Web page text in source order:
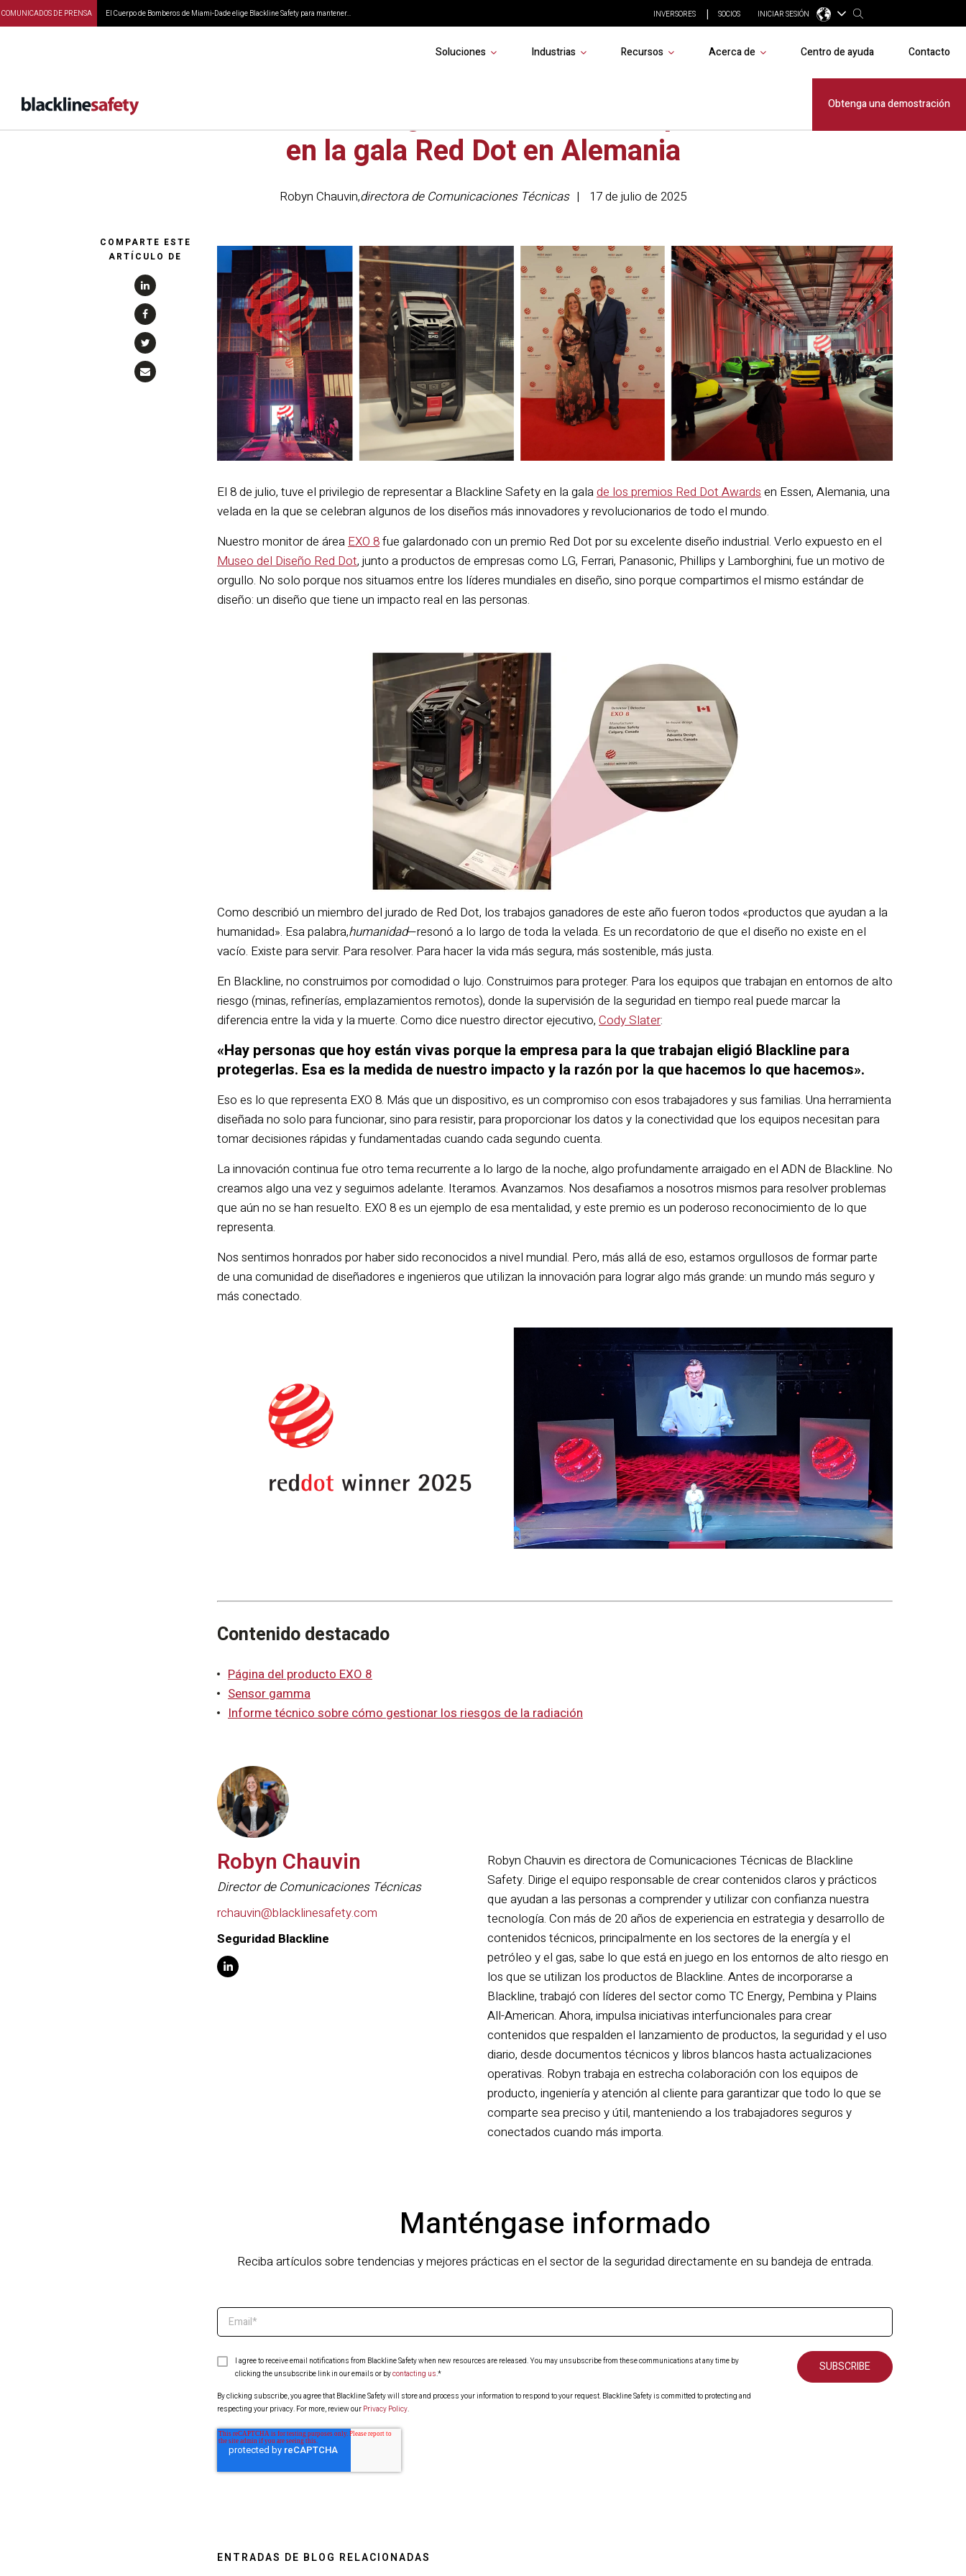
COMUNICADOS DE PRENSA El Cuerpo de Bomberos de Miami-Dade elige Blackline Safety para mantener... INVERSORES SOCIOS INICIAR SESIÓN
Soluciones Industrias Recursos Acerca de Centro de ayuda Contacto
Obtenga una demostración
en la gala Red Dot en Alemania
Robyn Chauvin,directora de Comunicaciones Técnicas 17 de julio de 2025
COMPARTE ESTE
ARTÍCULO DE
El 8 de julio, tuve el privilegio de representar a Blackline Safety en la galade los premios Red Dot Awardsen Essen, Alemania, una
velada en la que se celebran algunos de los diseños más innovadores y revolucionarios de todo el mundo.
Nuestro monitor de áreaEXO 8fue galardonado con un premio Red Dot por su excelente diseño industrial. Verlo expuesto en el
Museo del Diseño Red Dot, junto a productos de empresas como LG, Ferrari, Panasonic, Phillips y Lamborghini, fue un motivo de
orgullo. No solo porque nos situamos entre los líderes mundiales en diseño, sino porque compartimos el mismo estándar de
diseño: un diseño que tiene un impacto real en las personas.
Como describió un miembro del jurado de Red Dot, los trabajos ganadores de este año fueron todos «productos que ayudan a la
humanidad». Esa palabra,humanidad—resonó a lo largo de toda la velada. Es un recordatorio de que el diseño no existe en el
vacío. Existe para servir. Para resolver. Para hacer la vida más segura, más sostenible, más justa.
En Blackline, no construimos por comodidad o lujo. Construimos para proteger. Para los equipos que trabajan en entornos de alto
riesgo (minas, refinerías, emplazamientos remotos), donde la supervisión de la seguridad en tiempo real puede marcar la
diferencia entre la vida y la muerte. Como dice nuestro director ejecutivo, Cody Slater:
«Hay personas que hoy están vivas porque la empresa para la que trabajan eligió Blackline para
protegerlas. Esa es la medida de nuestro impacto y la razón por la que hacemos lo que hacemos».
Eso es lo que representa EXO 8. Más que un dispositivo, es un compromiso con esos trabajadores y sus familias. Una herramienta
diseñada no solo para funcionar, sino para resistir, para proporcionar los datos y la conectividad que los equipos necesitan para
tomar decisiones rápidas y fundamentadas cuando cada segundo cuenta.
La innovación continua fue otro tema recurrente a lo largo de la noche, algo profundamente arraigado en el ADN de Blackline. No
creamos algo una vez y seguimos adelante. Iteramos. Avanzamos. Nos desafiamos a nosotros mismos para resolver problemas
que aún no se han resuelto. EXO 8 es un ejemplo de esa mentalidad, y este premio es un poderoso reconocimiento de lo que
representa.
Nos sentimos honrados por haber sido reconocidos a nivel mundial. Pero, más allá de eso, estamos orgullosos de formar parte
de una comunidad de diseñadores e ingenieros que utilizan la innovación para lograr algo más grande: un mundo más seguro y
más conectado.
Contenido destacado
Página del producto EXO 8
Sensor gamma
Informe técnico sobre cómo gestionar los riesgos de la radiación
Robyn Chauvin
Director de Comunicaciones Técnicas
rchauvin@blacklinesafety.com
Seguridad Blackline
Robyn Chauvin es directora de Comunicaciones Técnicas de Blackline
Safety. Dirige el equipo responsable de crear contenidos claros y prácticos
que ayudan a las personas a comprender y utilizar con confianza nuestra
tecnología. Con más de 20 años de experiencia en estrategia y desarrollo de
contenidos técnicos, principalmente en los sectores de la energía y el
petróleo y el gas, sabe lo que está en juego en los entornos de alto riesgo en
los que se utilizan los productos de Blackline. Antes de incorporarse a
Blackline, trabajó con líderes del sector como TC Energy, Pembina y Plains
All-American. Ahora, impulsa iniciativas interfuncionales para crear
contenidos que respalden el lanzamiento de productos, la seguridad y el uso
diario, desde documentos técnicos y libros blancos hasta actualizaciones
operativas. Robyn trabaja en estrecha colaboración con los equipos de
producto, ingeniería y atención al cliente para garantizar que todo lo que se
comparte sea preciso y útil, manteniendo a los trabajadores seguros y
conectados cuando más importa.
Manténgase informado
Reciba artículos sobre tendencias y mejores prácticas en el sector de la seguridad directamente en su bandeja de entrada.
I agree to receive email notifications from Blackline Safety when new resources are released. You may unsubscribe from these communications at any time by
clicking the unsubscribe link in our emails or bycontacting us.*
By clicking subscribe, you agree that Blackline Safety will store and process your information to respond to your request. Blackline Safety is committed to protecting and
respecting your privacy. For more, review our Privacy Policy.
ENTRADAS DE BLOG RELACIONADAS